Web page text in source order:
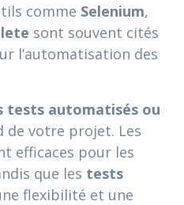
comme Selenium,
sont souvent cités
l’automatisation des
tests automatisés ou
de votre projet. Les
efficaces pour les
que les tests
flexibilité et une